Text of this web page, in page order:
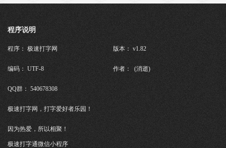
程序说明
程序： 极速打字网 版本： v1.82
编码： UTF-8 作者： (消逝)
QQ群： 540678308
极速打字网，打字爱好者乐园！
因为热爱，所以相聚！
极速打字通微信小程序